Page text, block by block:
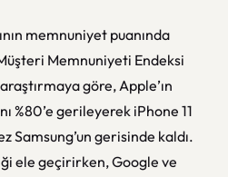
memnuniyet puanında
Memnuniyeti Endeksi
göre, Apple’ın
%80’e gerileyerek iPhone 11
Samsung’un gerisinde kaldı.
ele geçirirken, Google ve